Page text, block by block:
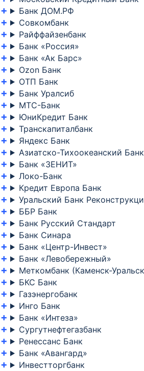
Банк ДОМ.РФ
Совкомбанк
Райффайзенбанк
Банк «Россия»
Банк «Ак Барс»
Ozon Банк
ОТП Банк
Банк Уралсиб
МТС-Банк
ЮниКредит Банк
Транскапиталбанк
Яндекс Банк
Азиатско-Тихоокеанский Банк
Банк «ЗЕНИТ»
Локо-Банк
Кредит Европа Банк
Уральский Банк
ББР Банк
Банк Русский Стандарт
Банк Синара
Банк «Центр-Инвест»
Банк «Левобережный»
Меткомбанк (Каменск-
БКС Банк
Газэнергобанк
Инго Банк
Банк «Интеза»
Сургутнефтегазбанк
Ренессанс Банк
Банк «Авангард»
Инвестторгбанк